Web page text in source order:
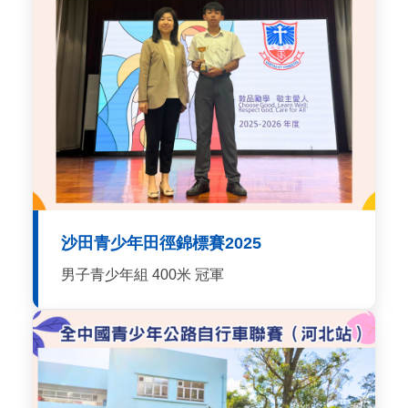
沙田青少年田徑錦標賽2025
男子青少年組 400米 冠軍